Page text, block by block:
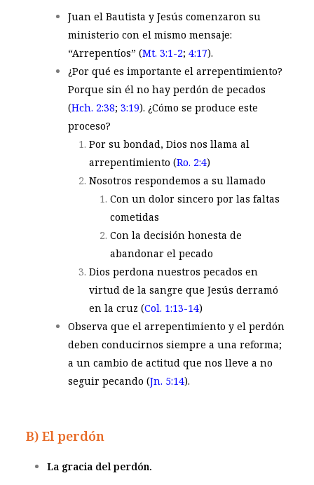
Juan el Bautista y Jesús comenzaron su
ministerio con el mismo mensaje:
“Arrepentíos” (Mt. 3:1-2; 4:17).
¿Por qué es importante el arrepentimiento?
Porque sin él no hay perdón de pecados
(Hch. 2:38; 3:19). ¿Cómo se produce este
proceso?
Por su bondad, Dios nos llama al
arrepentimiento (Ro. 2:4)
Nosotros respondemos a su llamado
Con un dolor sincero por las faltas
cometidas
Con la decisión honesta de
abandonar el pecado
Dios perdona nuestros pecados en
virtud de la sangre que Jesús derramó
en la cruz (Col. 1:13-14)
Observa que el arrepentimiento y el perdón
deben conducirnos siempre a una reforma;
a un cambio de actitud que nos lleve a no
seguir pecando (Jn. 5:14).
B) El perdón
La gracia del perdón.